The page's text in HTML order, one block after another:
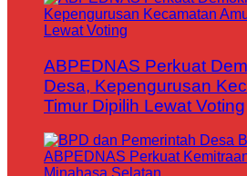
ABPEDNAS Perkuat
Desa, Kepengurusan
Timur Dipilih Lewat Voting